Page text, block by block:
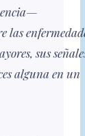
las
sus
alguna en un